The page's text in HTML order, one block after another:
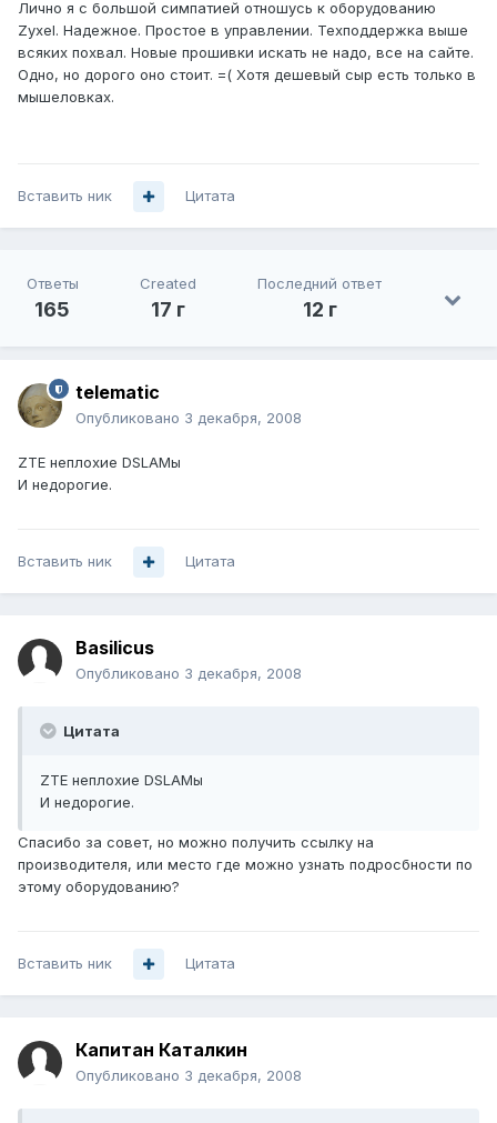
Лично я с большой симпатией отношусь к оборудованию
Zyxel. Надежное. Простое в управлении. Техподдержка выше
всяких похвал. Новые прошивки искать не надо, все на сайте.
Одно, но дорого оно стоит. =( Хотя дешевый сыр есть только в
мышеловках.
Вставить ник Цитата
Ответы
165
Created
17 г
Последний ответ
12 г
telematic
Опубликовано 3 декабря, 2008
ZTE неплохие DSLAMы
И недорогие.
Вставить ник Цитата
Basilicus
Опубликовано 3 декабря, 2008
Цитата
ZTE неплохие DSLAMы
И недорогие.
Спасибо за совет, но можно получить ссылку на
производителя, или место где можно узнать подросбности по
этому оборудованию?
Вставить ник Цитата
Капитан Каталкин
Опубликовано 3 декабря, 2008